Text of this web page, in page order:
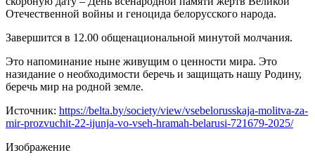
Отечественной войны и геноцида белорусского народа.
Завершится в 12.00 общенациональной минутой молчания.
Это напоминание ныне живущим о ценности мира. Это
назидание о необходимости беречь и защищать нашу Родину,
беречь мир на родной земле.
Источник: https://belta.by/society/view/vsebelorusskaja-molitva-za-
mir-prozvuchit-22-ijunja-vo-vseh-hramah-belarusi-721679-2025/
Изображение